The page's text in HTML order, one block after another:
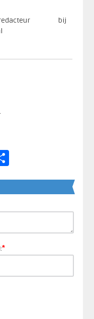
bij
.​
Delen
*